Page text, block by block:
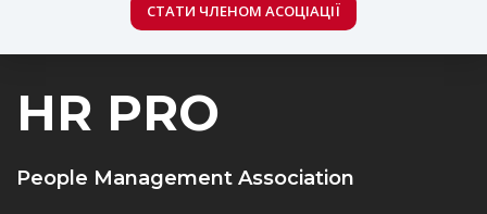
СТАТИ ЧЛЕНОМ АСОЦІАЦІЇ
HR PRO
People Management Association